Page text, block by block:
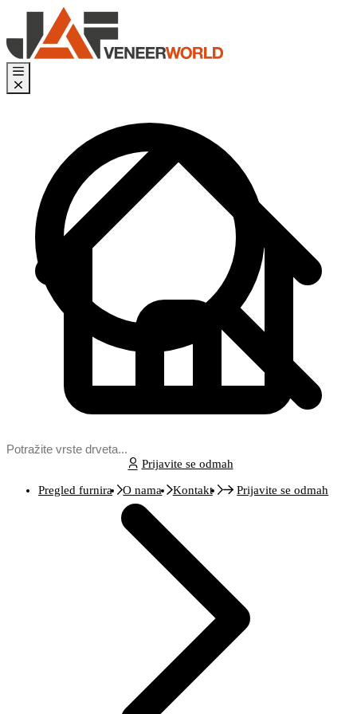
Prijavite se odmah
Pregled furnira O nama Kontakt Prijavite se odmah